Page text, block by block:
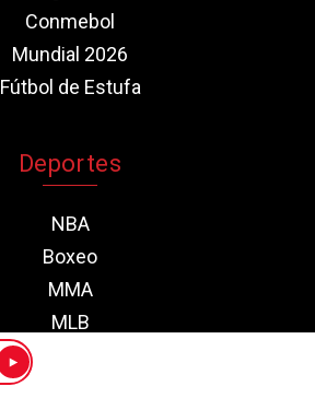
Conmebol
Mundial 2026
Fútbol de Estufa
Deportes
NBA
Boxeo
MMA
MLB